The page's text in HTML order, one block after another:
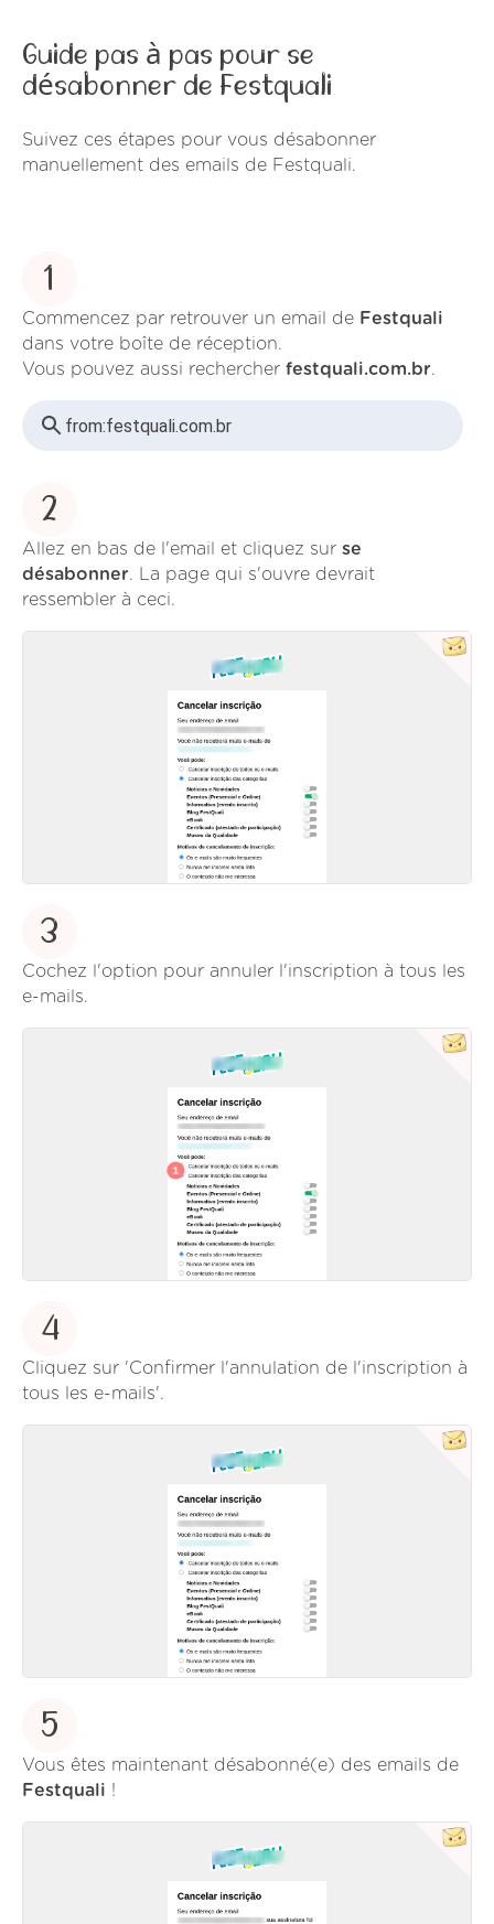
Guide pas à pas pour se
désabonner de Festquali
Suivez ces étapes pour vous désabonner
manuellement des emails de Festquali.
1
Commencez par retrouver un email de Festquali
dans votre boîte de réception.
Vous pouvez aussi rechercher festquali.com.br.
from:festquali.com.br
2
Allez en bas de l'email et cliquez sur se
désabonner. La page qui s'ouvre devrait
ressembler à ceci.
3
Cochez l'option pour annuler l'inscription à tous les
e-mails.
4
Cliquez sur 'Confirmer l'annulation de l'inscription à
tous les e-mails'.
5
Vous êtes maintenant désabonné(e) des emails de
Festquali !